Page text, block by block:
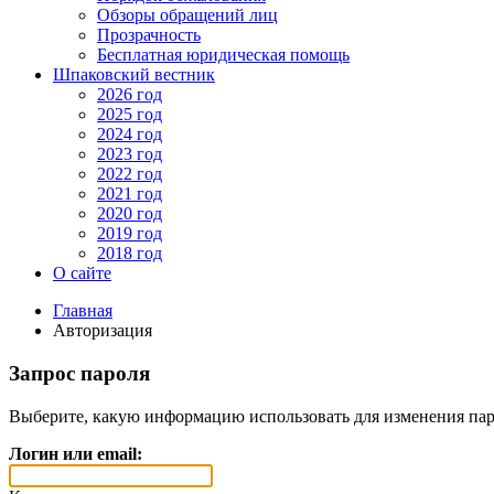
Обзоры обращений лиц
Прозрачность
Бесплатная юридическая помощь
Шпаковский вестник
2026 год
2025 год
2024 год
2023 год
2022 год
2021 год
2020 год
2019 год
2018 год
О сайте
Главная
Авторизация
Запрос пароля
Выберите, какую информацию использовать для изменения
Логин или email: